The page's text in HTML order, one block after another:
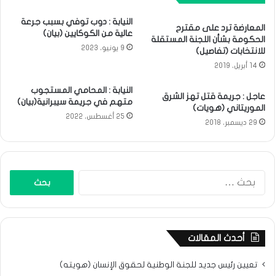
المعارضة ترد على مقترح
الحكومة بشأن اللجنة المستقلة
للانتخابات (تفاصيل)
14 أبريل، 2019
النيابة : دوب توفي بسبب جرعة
عالية من الكوكايين (بيان)
9 يونيو، 2023
عاجل : جريمة قتل تهز الشرق
الموريتاني (هويات)
29 ديسمبر، 2018
النيابة : المحامي المستجوب
متهم في جريمة سيبرانية(بيان)
25 أغسطس، 2022
أحدث المقالات
تعيين رئيس جديد للجنة الوطنية لحقوق الإنسان (هويته)